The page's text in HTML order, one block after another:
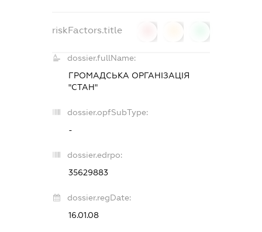
riskFactors.title
dossier.fullName:
ГРОМАДСЬКА ОРГАНІЗАЦІЯ
"СТАН"
dossier.opfSubType:
-
dossier.edrpo:
35629883
dossier.regDate:
16.01.08